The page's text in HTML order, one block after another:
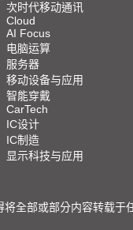
次时代移动通讯
Cloud
AI Focus
电脑运算
服务器
移动设备与应用
智能穿戴
CarTech
IC设计
IC制造
显示科技与应用
全部或部分内容转载